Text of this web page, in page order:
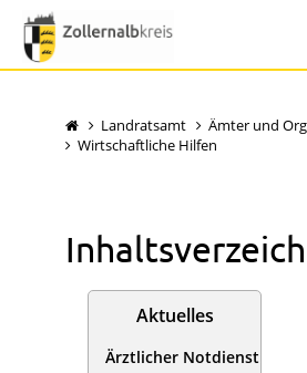
Landratsamt Ämter und
Wirtschaftliche Hilfen
Aktuelles
Ärztlicher Notdienst